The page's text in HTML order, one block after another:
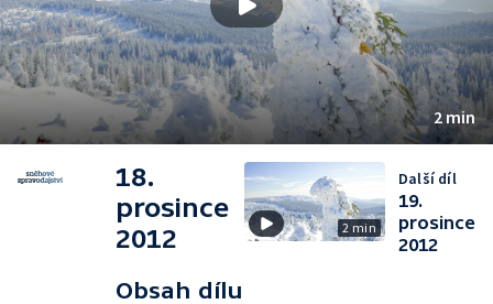
2 min
18.
prosince
2012
Obsah dílu
2 min
Další díl
19.
prosince
2012